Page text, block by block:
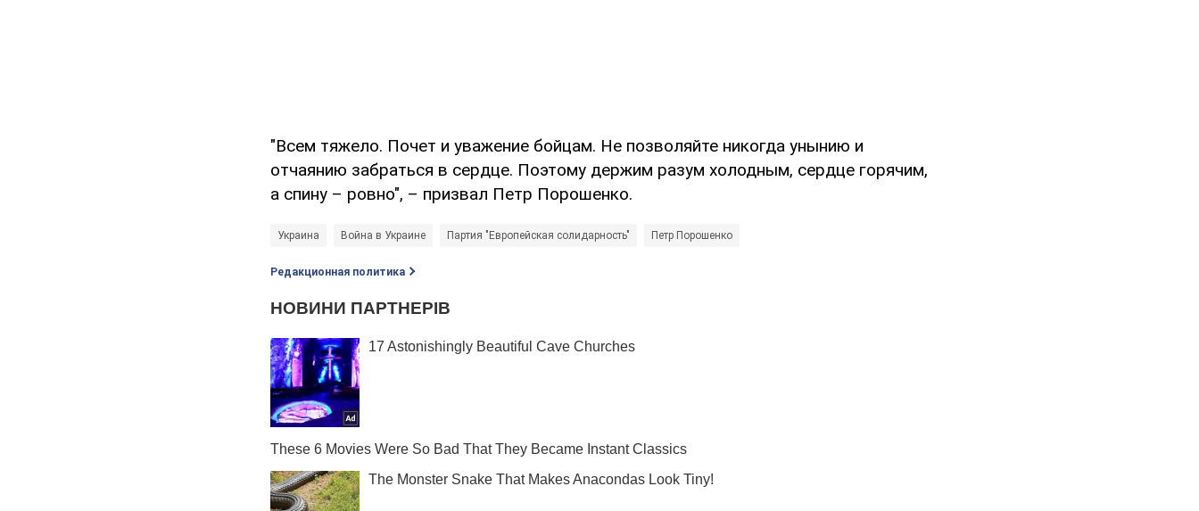
"Всем тяжело. Почет и уважение бойцам. Не позволяйте никогда унынию и
отчаянию забраться в сердце. Поэтому держим разум холодным, сердце горячим,
а спину – ровно", – призвал Петр Порошенко.
Украина Война в Украине Партия "Европейская солидарность" Петр Порошенко
Редакционная политика